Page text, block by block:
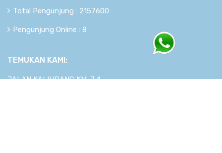
Total Pengunjung : 2157600
Pengunjung Online : 8
TEMUKAN KAMI:
JALAN KALIURANG KM. 7,4